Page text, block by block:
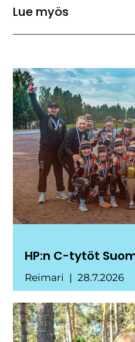
Lue myös
HP:n C-tytöt
Reimari 28.7.2026